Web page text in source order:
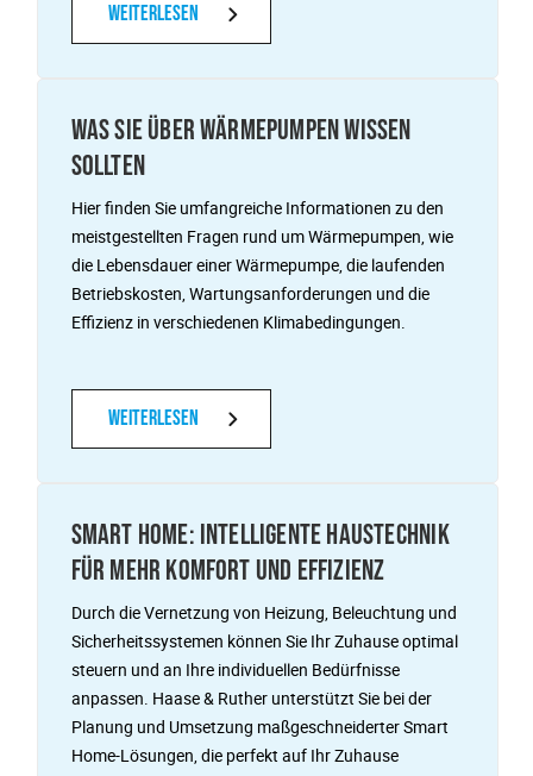
Weiterlesen
WAS SIE ÜBER WÄRMEPUMPEN WISSEN
SOLLTEN
Hier finden Sie umfangreiche Informationen zu den
meistgestellten Fragen rund um Wärmepumpen, wie
die Lebensdauer einer Wärmepumpe, die laufenden
Betriebskosten, Wartungsanforderungen und die
Effizienz in verschiedenen Klimabedingungen.
Weiterlesen
SMART HOME: INTELLIGENTE HAUSTECHNIK
FÜR MEHR KOMFORT UND EFFIZIENZ
Durch die Vernetzung von Heizung, Beleuchtung und
Sicherheitssystemen können Sie Ihr Zuhause optimal
steuern und an Ihre individuellen Bedürfnisse
anpassen. Haase & Ruther unterstützt Sie bei der
Planung und Umsetzung maßgeschneiderter Smart
Home-Lösungen, die perfekt auf Ihr Zuhause